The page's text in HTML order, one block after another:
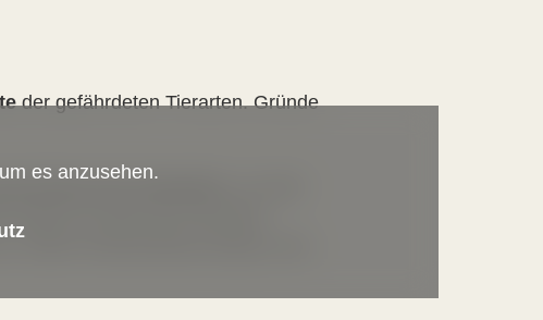
es anzusehen.
der gefährdeten Tierarten. Gründe
Schutz der Hummeln.
finden wir über die Hummeln
ziehen Rückschlüsse daraus und